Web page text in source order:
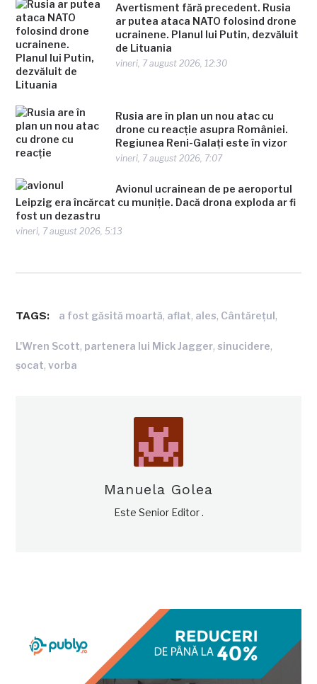
Avertisment fără precedent. Rusia
ar putea ataca NATO folosind drone
ucrainene. Planul lui Putin, dezvăluit
de Lituania
vineri, 7 august 2026, 12:30
Rusia are în plan un nou atac cu
drone cu reacție asupra României.
Regiunea Reni-Galați este în vizor
vineri, 7 august 2026, 7:07
Avionul ucrainean de pe aeroportul
Leipzig era încărcat cu muniție. Dacă drona exploda ar fi
fost un dezastru
vineri, 7 august 2026, 5:13
TAGS: a fost găsită moartă, aflat, ales, Cântăreţul,
L'Wren Scott, partenera lui Mick Jagger,sinucidere,
şocat,vorba
Manuela Golea
Este Senior Editor .